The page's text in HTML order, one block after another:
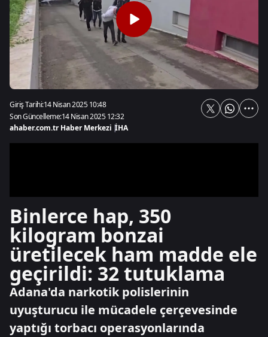
Giriş Tarihi:14 Nisan 2025 10:48
Son Güncelleme:14 Nisan 2025 12:32
ahaber.com.tr Haber Merkezi |İHA
Binlerce hap, 350
kilogram bonzai
üretilecek ham madde ele
geçirildi: 32 tutuklama
Adana'da narkotik polislerinin
uyuşturucu ile mücadele çerçevesinde
yaptığı torbacı operasyonlarında